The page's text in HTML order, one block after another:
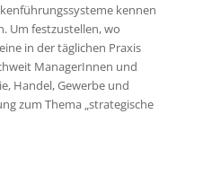
kennen
Um festzustellen, wo
in der täglichen Praxis
ManagerInnen und
Handel, Gewerbe und
zum Thema „strategische